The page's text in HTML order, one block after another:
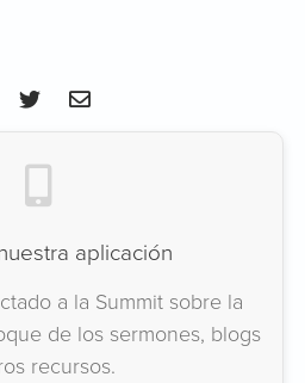
aplicación
a la Summit sobre la
de los sermones, blogs
recursos.